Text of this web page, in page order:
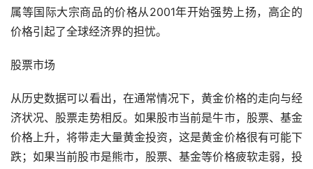
属等国际大宗商品的价格从2001年开始强势上扬，高企的
价格引起了全球经济界的担忧。
股票市场
从历史数据可以看出，在通常情况下，黄金价格的走向与经
济状况、股票走势相反。如果股市当前是牛市，股票、基金
价格上升，将带走大量黄金投资，这是黄金价格很有可能下
跌；如果当前股市是熊市，股票、基金等价格疲软走弱，投